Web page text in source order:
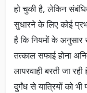
हो चुकी है, लेकिन
सुधारने के लिए कोई
है कि नियमों के अनुसार
तत्काल सफाई होना
लापरवाही बरती जा
दुर्गंध से यात्रियों को